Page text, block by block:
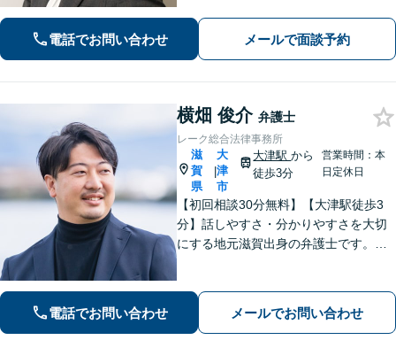
にご相談ください。
電話でお問い合わせ メールで面談予約
横畑 俊介 弁護士
レーク総合法律事務所
滋
賀
県
|
大
津
市
大津駅から
徒歩3分
営業時間：本
日定休日
【初回相談30分無料】【大津駅徒歩3
分】話しやすさ・分かりやすさを大切
にする地元滋賀出身の弁護士です。離
ます。一人で抱え込まず、まずはお気
軽にご相談ください。
電話でお問い合わせ メールでお問い合わせ